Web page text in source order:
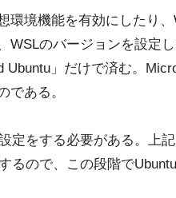
環境機能を有効にしたり
WSLのバージョンを設定
Ubuntu」だけで済む。
である。
定をする必要がある。上
るので、この段階で